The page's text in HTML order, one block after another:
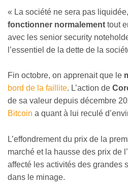
« La société ne sera pas
fonctionner normalement tout
avec les senior security
l’essentiel de la dette de la
Fin octobre, on apprenait que le
bord de la faillite. L’action de
de sa valeur depuis décembre
Bitcoin a quant à lui reculé
L’effondrement du prix de la
marché et la hausse des prix de
affecté les activités des grandes
dans le minage.